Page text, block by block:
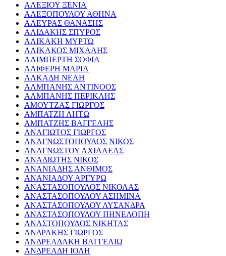
ΑΛΕΞΙΟΥ ΞΕΝΙΑ
ΑΛΕΞΟΠΟΥΛΟΥ ΑΘΗΝΑ
ΑΛΕΥΡΑΣ ΘΑΝΑΣΗΣ
ΑΛΙΔΑΚΗΣ ΣΠΥΡΟΣ
ΑΛΙΚΑΚΗ ΜΥΡΤΩ
ΑΛΙΚΑΚΟΣ ΜΙΧΑΛΗΣ
ΑΛΙΜΠΕΡΤΗ ΣΟΦΙΑ
ΑΛΙΦΕΡΗ ΜΑΡΙΑ
ΑΛΚΑΔΗ ΝΕΛΗ
ΑΛΜΠΑΝΗΣ ΑΝΤΙΝΟΟΣ
ΑΛΜΠΑΝΗΣ ΠΕΡΙΚΛΗΣ
ΑΜΟΥΤΖΑΣ ΓΙΩΡΓΟΣ
ΑΜΠΑΤΖΗ ΛΗΤΩ
ΑΜΠΑΤΖΗΣ ΒΑΓΓΕΛΗΣ
ΑΝΑΓΙΩΤΟΣ ΓΙΩΡΓΟΣ
ΑΝΑΓΝΩΣΤΟΠΟΥΛΟΣ ΝΙΚΟΣ
ΑΝΑΓΝΩΣΤΟΥ ΑΧΙΛΛΕΑΣ
ΑΝΑΔΙΩΤΗΣ ΝΙΚΟΣ
ΑΝΑΝΙΑΔΗΣ ΑΝΘΙΜΟΣ
ΑΝΑΝΙΑΔΟΥ ΑΡΓΥΡΩ
ΑΝΑΣΤΑΣΟΠΟΥΛΟΣ ΝΙΚΟΛΑΣ
ΑΝΑΣΤΑΣΟΠΟΥΛΟΥ ΑΣΗΜΙΝΑ
ΑΝΑΣΤΑΣΟΠΟΥΛΟΥ ΛΥΣΑΝΔΡΑ
ΑΝΑΣΤΑΣΟΠΟΥΛΟΥ ΠΗΝΕΛΟΠΗ
ΑΝΑΣΤΟΠΟΥΛΟΣ ΝΙΚΗΤΑΣ
ΑΝΔΡΑΚΗΣ ΓΙΩΡΓΟΣ
ΑΝΔΡΕΑΔΑΚΗ ΒΑΓΓΕΛΙΩ
ΑΝΔΡΕΑΔΗ ΙΟΛΗ